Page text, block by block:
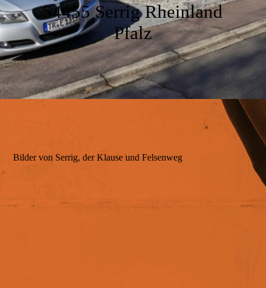
54455 Serrig Rheinland
Pfalz
Bilder von Serrig, der Klause und Felsenweg
Bad
Der Garten